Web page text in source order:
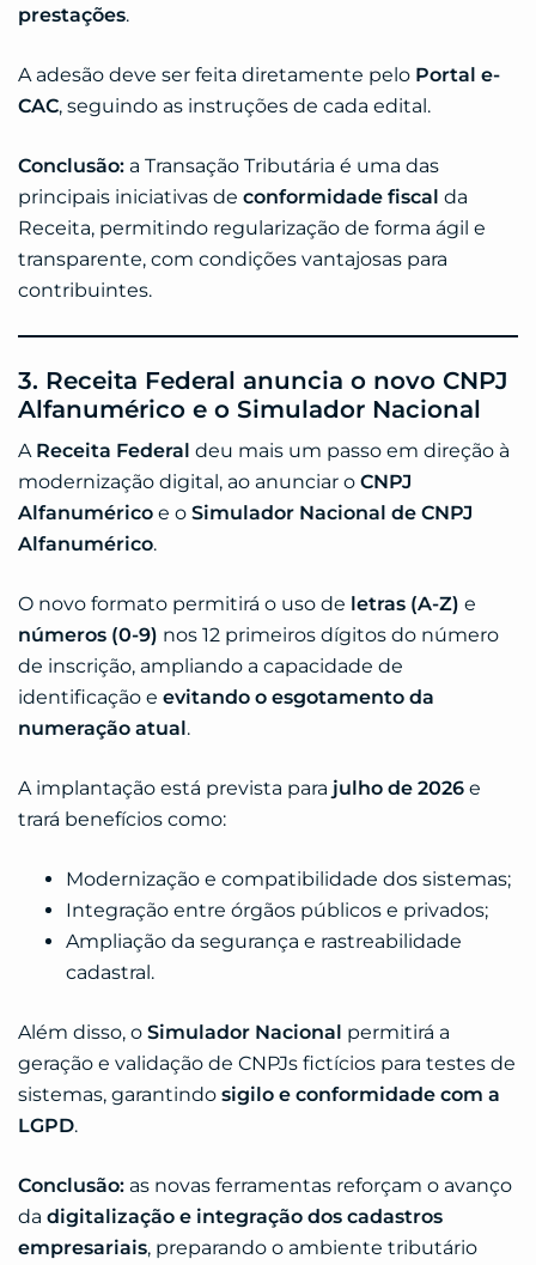
prestações.
A adesão deve ser feita diretamente pelo Portal e-
CAC, seguindo as instruções de cada edital.
Conclusão: a Transação Tributária é uma das
principais iniciativas de conformidade fiscal da
Receita, permitindo regularização de forma ágil e
transparente, com condições vantajosas para
contribuintes.
3. Receita Federal anuncia o novo CNPJ
Alfanumérico e o Simulador Nacional
A Receita Federal deu mais um passo em direção à
modernização digital, ao anunciar o CNPJ
Alfanumérico e o Simulador Nacional de CNPJ
Alfanumérico.
O novo formato permitirá o uso de letras (A-Z) e
números (0-9) nos 12 primeiros dígitos do número
de inscrição, ampliando a capacidade de
identificação e evitando o esgotamento da
numeração atual.
A implantação está prevista para julho de 2026 e
trará benefícios como:
Modernização e compatibilidade dos sistemas;
Integração entre órgãos públicos e privados;
Ampliação da segurança e rastreabilidade
cadastral.
Além disso, o Simulador Nacional permitirá a
geração e validação de CNPJs fictícios para testes de
sistemas, garantindo sigilo e conformidade com a
LGPD.
Conclusão: as novas ferramentas reforçam o avanço
da digitalização e integração dos cadastros
empresariais, preparando o ambiente tributário